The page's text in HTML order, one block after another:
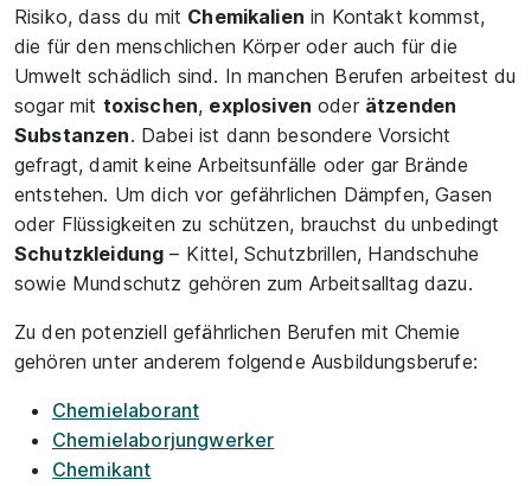
Risiko, dass du mit Chemikalien in Kontakt kommst,
die für den menschlichen Körper oder auch für die
Umwelt schädlich sind. In manchen Berufen arbeitest du
sogar mit toxischen, explosiven oder ätzenden
Substanzen. Dabei ist dann besondere Vorsicht
gefragt, damit keine Arbeitsunfälle oder gar Brände
entstehen. Um dich vor gefährlichen Dämpfen, Gasen
oder Flüssigkeiten zu schützen, brauchst du unbedingt
Schutzkleidung – Kittel, Schutzbrillen, Handschuhe
sowie Mundschutz gehören zum Arbeitsalltag dazu.
Zu den potenziell gefährlichen Berufen mit Chemie
gehören unter anderem folgende Ausbildungsberufe:
Chemielaborant
Chemielaborjungwerker
Chemikant